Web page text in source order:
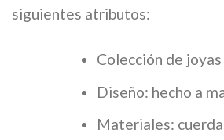
siguientes atributos:
Colección de
Diseño: hecho a
Materiales: